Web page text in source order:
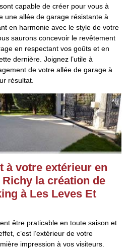
capable de créer pour vous à
une allée de garage résistante à
en harmonie avec le style de votre
saurons concevoir le revêtement
en respectant vos goûts et en
dernière. Joignez l’utile à
de votre allée de garage à
résultat.
à votre extérieur en
la création de
à Les Leves Et
être praticable en toute saison et
c’est l’extérieur de votre
impression à vos visiteurs.